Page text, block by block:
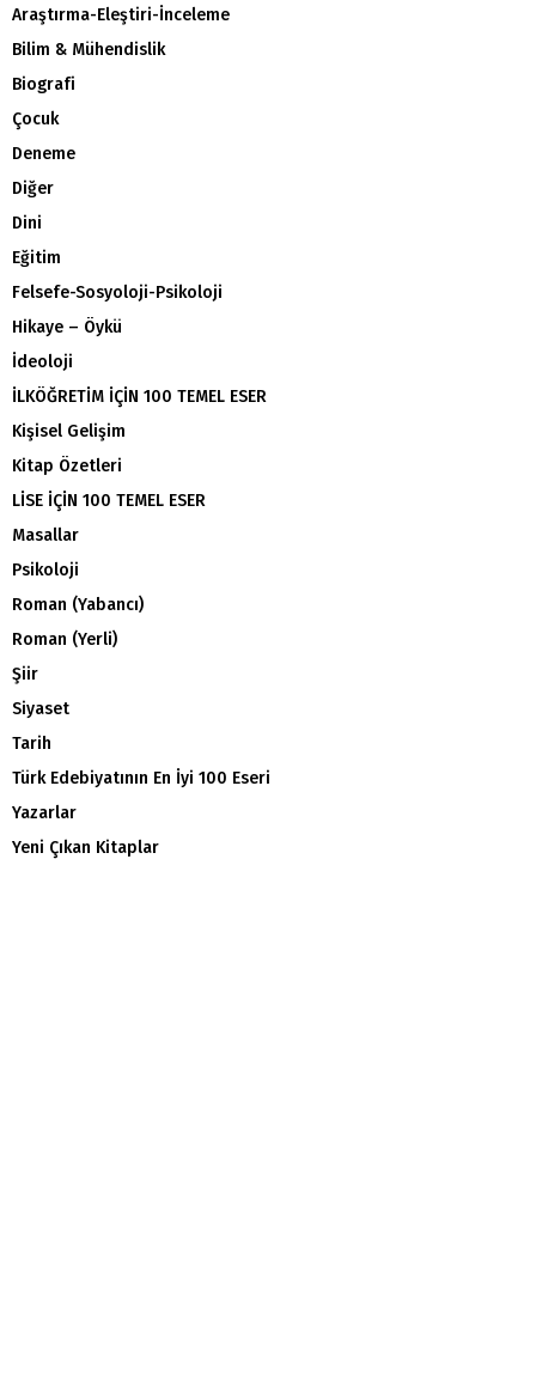
Araştırma-Eleştiri-İnceleme
Bilim & Mühendislik
Biografi
Çocuk
Deneme
Diğer
Dini
Eğitim
Felsefe-Sosyoloji-Psikoloji
Hikaye – Öykü
İdeoloji
İLKÖĞRETİM İÇİN 100 TEMEL ESER
Kişisel Gelişim
Kitap Özetleri
LİSE İÇİN 100 TEMEL ESER
Masallar
Psikoloji
Roman (Yabancı)
Roman (Yerli)
Şiir
Siyaset
Tarih
Türk Edebiyatının En İyi 100 Eseri
Yazarlar
Yeni Çıkan Kitaplar